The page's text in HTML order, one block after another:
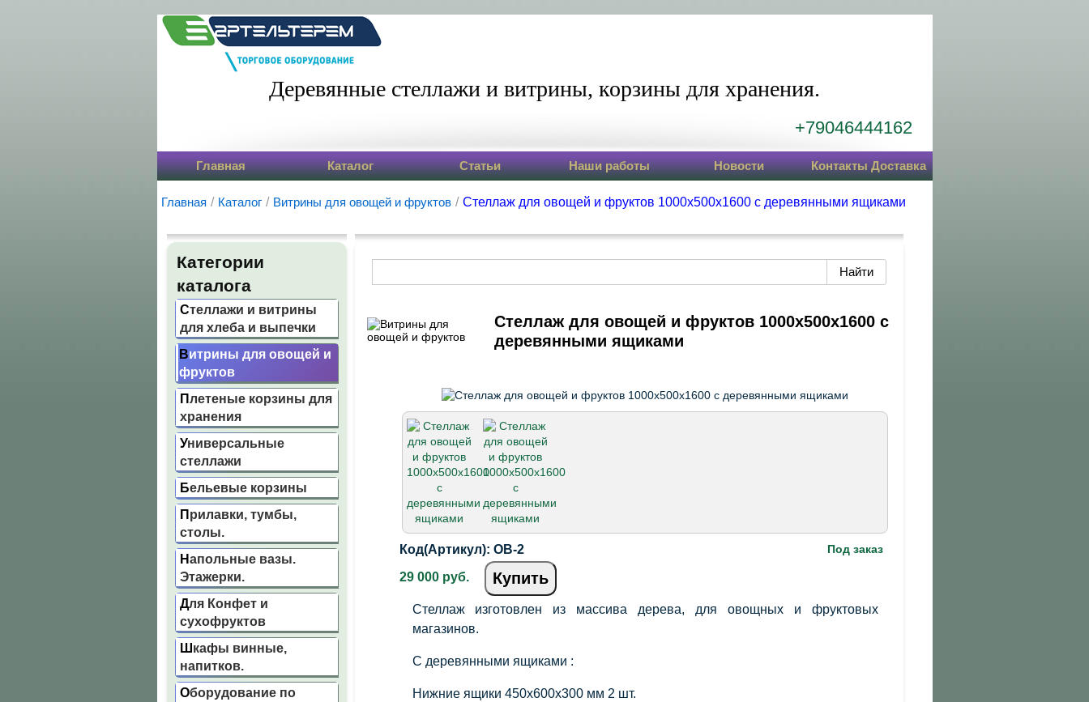
Деревянные стеллажи и витрины, корзины для хранения.
+79046444162
Главная Каталог Статьи Наши работы Новости Контакты Доставка
Главная / Каталог / Витрины для овощей и фруктов / Стеллаж для овощей и фруктов 1000х500х1600 с деревянными ящиками
Категории
каталога
Стеллажи и витрины
для хлеба и выпечки
Витрины для овощей и
фруктов
Плетеные корзины для
хранения
Универсальные
стеллажи
Бельевые корзины
Прилавки, тумбы,
столы.
Напольные вазы.
Этажерки.
Для Конфет и
сухофруктов
Шкафы винные,
напитков.
Оборудование по
Стеллаж для овощей и фруктов 1000х500х1600 с
деревянными ящиками
Код(Артикул): ОВ-2 Под заказ
29 000 руб. Купить
Стеллаж изготовлен из массива дерева, для овощных и фруктовых
магазинов.
С деревянными ящиками :
Нижние ящики 450х600х300 мм 2 шт.